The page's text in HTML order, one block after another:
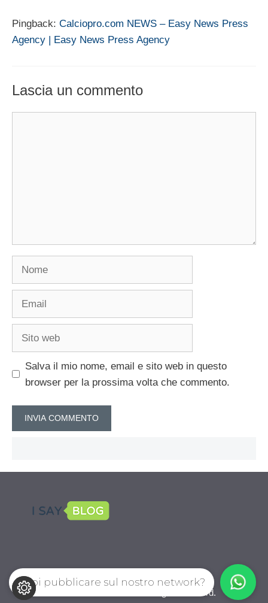
Pingback: Calciopro.com NEWS – Easy News Press
Agency | Easy News Press Agency
Lascia un commento
Salva il mio nome, email e sito web in questo
browser per la prossima volta che commento.
CalcioPro.com © 2026. All right reserverd.
Vuoi pubblicare sul nostro network?